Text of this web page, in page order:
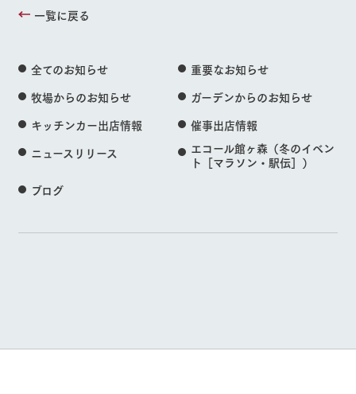
一覧に戻る
全てのお知らせ
重要なお知らせ
牧場からのお知らせ
ガーデンからのお知らせ
キッチンカー出店情報
催事出店情報
ニュースリリース
エコール館ヶ森（冬のイベン
ト［マラソン・駅伝］）
ブログ